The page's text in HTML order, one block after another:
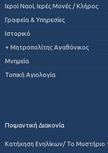
Ιεροί Ναοί, Ιερές Μονές / Κλήρος
Γραφεία & Υπηρεσίες
Ιστορικό
+ Μητροπολίτης Αγαθόνικος
Μνημεία
Τοπική Αγιολογία
Ποιμαντική Διακονία
Κατήχηση Ενηλίκων/ Το Μυστήριο